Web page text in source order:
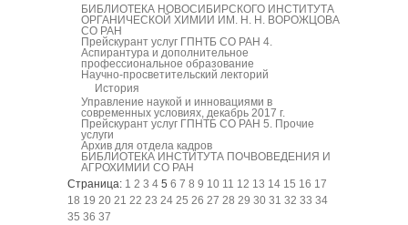
БИБЛИОТЕКА НОВОСИБИРСКОГО ИНСТИТУТА
ОРГАНИЧЕСКОЙ ХИМИИ ИМ. Н. Н. ВОРОЖЦОВА
СО РАН
Прейскурант услуг ГПНТБ СО РАН 4.
Аспирантура и дополнительное
профессиональное образование
Научно-просветительский лекторий
История
Управление наукой и инновациями в
современных условиях, декабрь 2017 г.
Прейскурант услуг ГПНТБ СО РАН 5. Прочие
услуги
Архив для отдела кадров
БИБЛИОТЕКА ИНСТИТУТА ПОЧВОВЕДЕНИЯ И
АГРОХИМИИ СО РАН
Страница: 1 2 3 4 5 6 7 8 9 10 11 12 13 14 15 16 17
18 19 20 21 22 23 24 25 26 27 28 29 30 31 32 33 34
35 36 37